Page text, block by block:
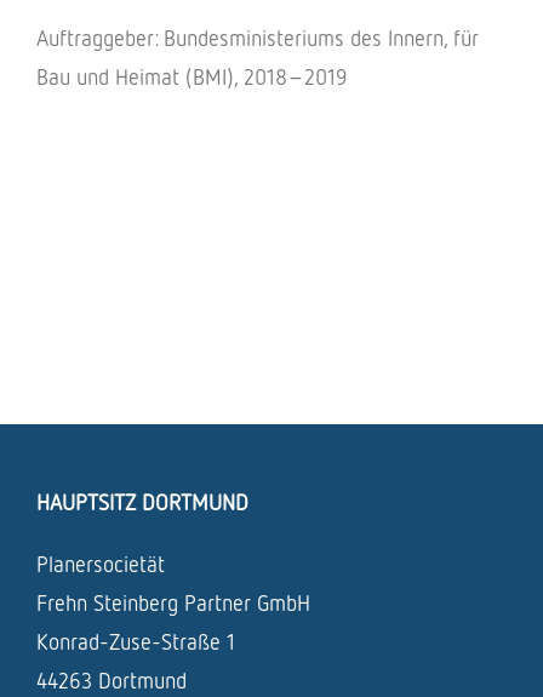
Auftrag­ge­ber: Bundes­mi­nis­te­ri­ums des Innern, für
Bau und Heimat (BMI), 2018–2019
HAUPTSITZ DORTMUND
Planersocietät
Frehn Steinberg Partner GmbH
Konrad-Zuse-Straße 1
44263 Dortmund